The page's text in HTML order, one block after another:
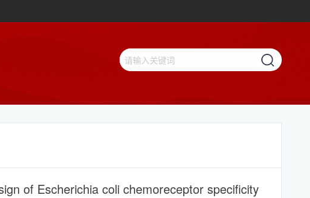
of Escherichia coli chemoreceptor specificity